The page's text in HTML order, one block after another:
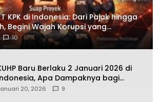
KPK di Indonesia: Dari Pajak hingga
Begini Wajah Korupsi yang
10
Baru Berlaku 2 Januari 2026 di
Apa Dampaknya bagi
Warga? Ini Aturan Kunci
20, 2026 9